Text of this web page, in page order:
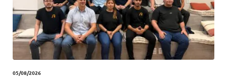
05/08/2026